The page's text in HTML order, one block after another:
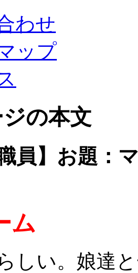
わせ
ップ
の本文
職員】お題：
ム
しい。娘達